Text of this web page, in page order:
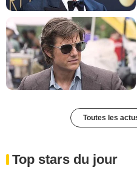
Toutes les
Top stars du jour